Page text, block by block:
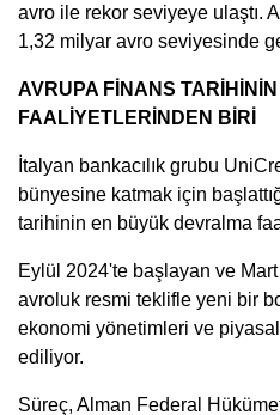
avro ile rekor seviyeye ulaştı.
1,32 milyar avro seviyesinde
AVRUPA FİNANS
FAALİYETLERİNDEN BİRİ
İtalyan bankacılık grubu
bünyesine katmak için
tarihinin en büyük devralma
Eylül 2024'te başlayan ve
avroluk resmi teklifle yeni bir
ekonomi yönetimleri ve
ediliyor.
Süreç, Alman Federal